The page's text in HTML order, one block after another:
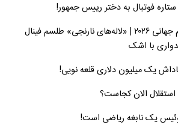
فوتبال به دختر رییس جمهور!
هلند در آستانه جام جهانی ۲۰۲۶ | «لاله‌های نارنجی» طلسم فینال
با اشک
یک میلیون دلاری قلعه نویی!
الان کجاست؟
یک نابغه ریاضی است!